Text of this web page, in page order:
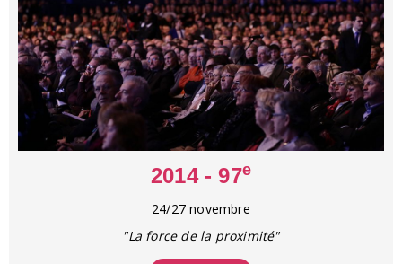
2014 - 97e
24/27 novembre
"La force de la proximité"